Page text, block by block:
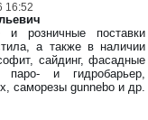
16:52
розничные поставки
а также в наличии
сайдинг, фасадные
и гидробарьер,
саморезы gunnebo и др.